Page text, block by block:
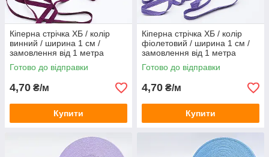
Кіперна стрічка ХБ / колір
винний / ширина 1 см /
замовлення від 1 метра
Готово до відправки
4,70 ₴/м
Купити
Кіперна стрічка ХБ / колір
фіолетовий / ширина 1 см /
замовлення від 1 метра
Готово до відправки
4,70 ₴/м
Купити